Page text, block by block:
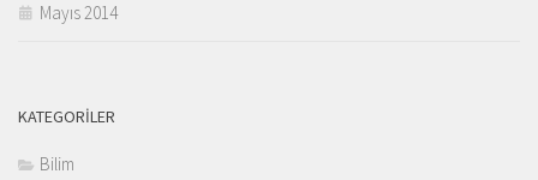
Mayıs 2014
KATEGORILER
Bilim